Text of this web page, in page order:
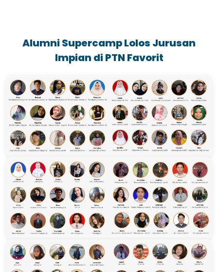
Alumni Supercamp Lolos Jurusan
Impian di PTN Favorit